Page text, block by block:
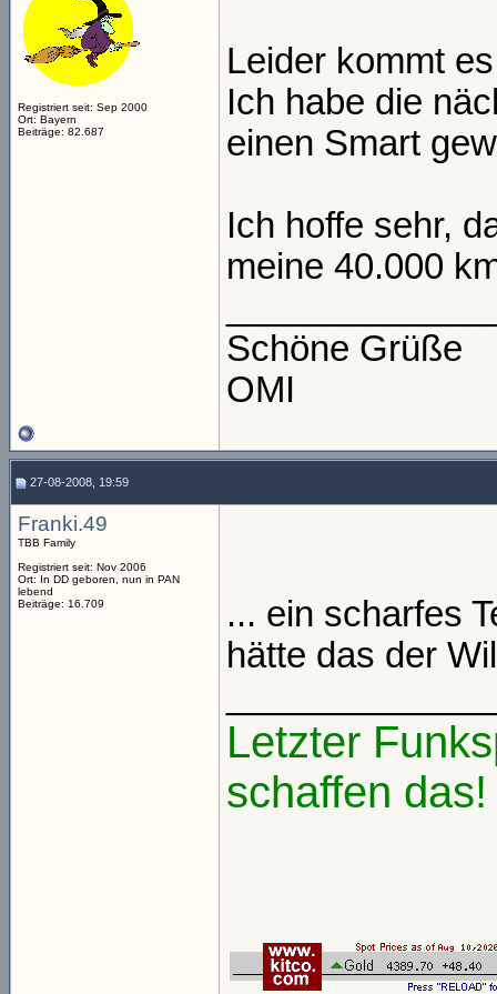
Registriert seit: Sep 2000
Ort: Bayern
Beiträge: 82.687
Leider kommt
Ich habe die
einen Smart
Ich hoffe sehr,
meine 40.000
Schöne Grüße
OMI
27-08-2008, 19:59
Franki.49
TBB Family
Registriert seit: Nov 2006
Ort: In DD geboren, nun in PAN
lebend
Beiträge: 16.709
... ein scharfes
hätte das der
Letzter
schaffen das!